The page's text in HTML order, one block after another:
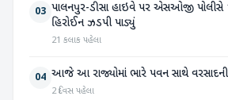
03 પાલનપુર-ડીસા હાઇવે પર એસઓજી પોલીસે
હિરોઈન ઝડપી પાડ્યું
21 કલાક પહેલા
04 આજે આ રાજ્યોમાં ભારે પવન સાથે
2 દિવસ પહેલા